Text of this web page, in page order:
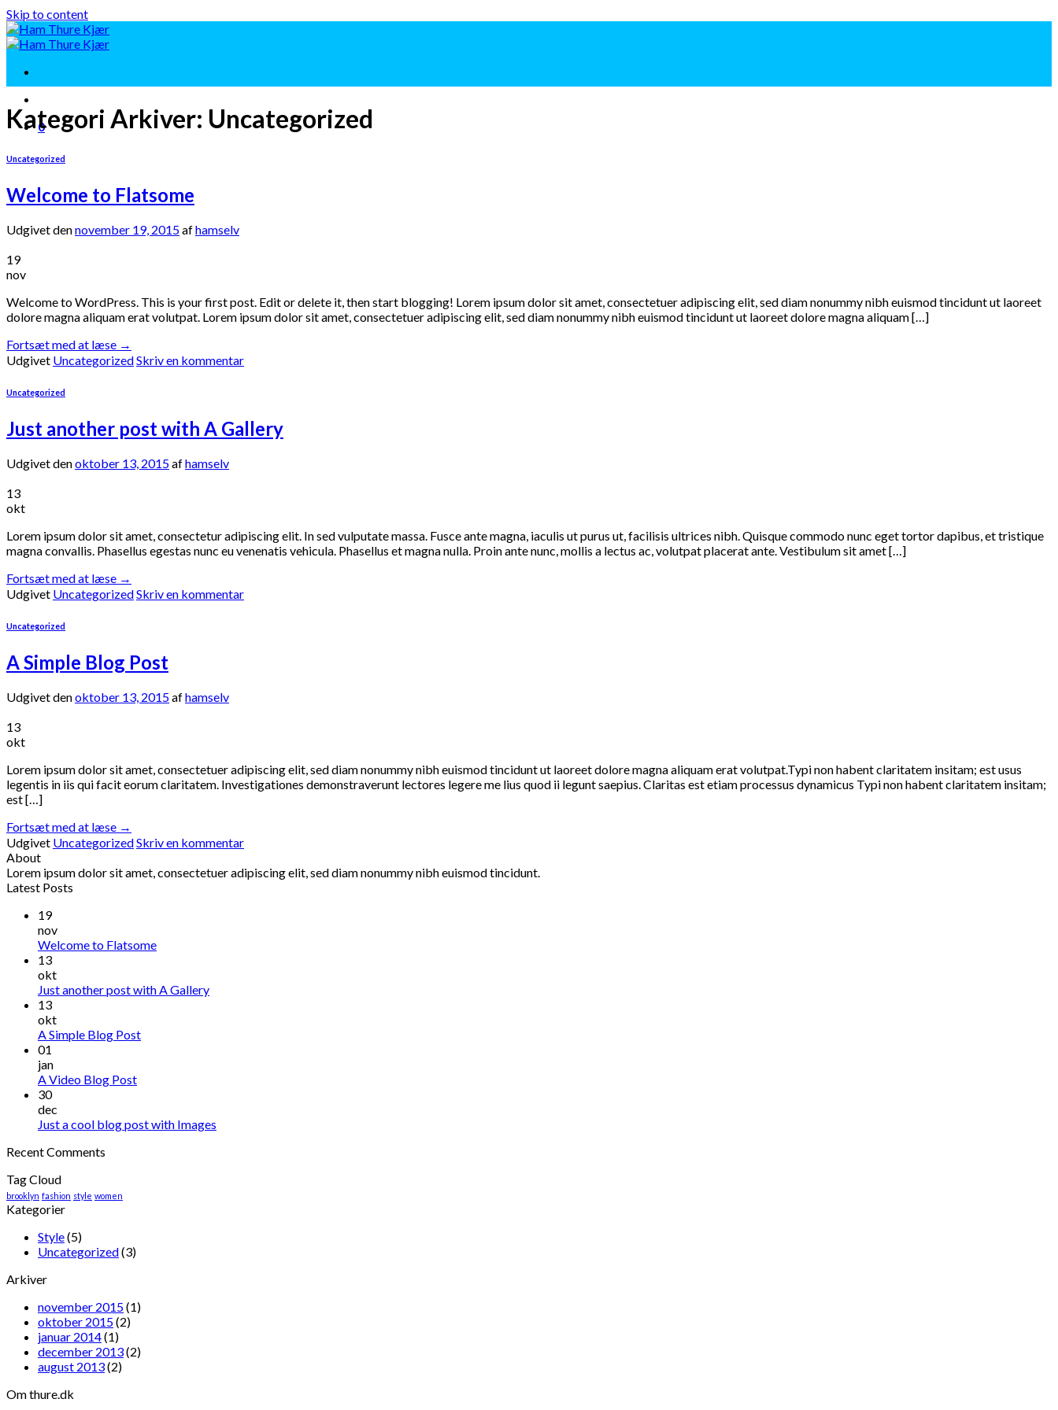
Skip to content
0
Kategori Arkiver: Uncategorized
Uncategorized
Welcome to Flatsome
Udgivet dennovember 19, 2015afhamselv
19
nov
Welcome to WordPress. This is your first post. Edit or delete it, then start blogging! Lorem ipsum dolor sit amet, consectetuer adipiscing elit, sed diam nonummy nibh euismod tincidunt ut laoreet
dolore magna aliquam erat volutpat. Lorem ipsum dolor sit amet, consectetuer adipiscing elit, sed diam nonummy nibh euismod tincidunt ut laoreet dolore magna aliquam […]
Fortsæt med at læse →
Udgivet UncategorizedSkriv en kommentar
Uncategorized
Just another post with A Gallery
Udgivet denoktober 13, 2015afhamselv
13
okt
Lorem ipsum dolor sit amet, consectetur adipiscing elit. In sed vulputate massa. Fusce ante magna, iaculis ut purus ut, facilisis ultrices nibh. Quisque commodo nunc eget tortor dapibus, et tristique
magna convallis. Phasellus egestas nunc eu venenatis vehicula. Phasellus et magna nulla. Proin ante nunc, mollis a lectus ac, volutpat placerat ante. Vestibulum sit amet […]
Fortsæt med at læse →
Udgivet UncategorizedSkriv en kommentar
Uncategorized
A Simple Blog Post
Udgivet denoktober 13, 2015afhamselv
13
okt
Lorem ipsum dolor sit amet, consectetuer adipiscing elit, sed diam nonummy nibh euismod tincidunt ut laoreet dolore magna aliquam erat volutpat.Typi non habent claritatem insitam; est usus
legentis in iis qui facit eorum claritatem. Investigationes demonstraverunt lectores legere me lius quod ii legunt saepius. Claritas est etiam processus dynamicus Typi non habent claritatem insitam;
est […]
Fortsæt med at læse →
Udgivet UncategorizedSkriv en kommentar
About
Lorem ipsum dolor sit amet, consectetuer adipiscing elit, sed diam nonummy nibh euismod tincidunt.
Latest Posts
19
nov
Welcome to Flatsome
13
okt
Just another post with A Gallery
13
okt
A Simple Blog Post
01
jan
A Video Blog Post
30
dec
Just a cool blog post with Images
Recent Comments
Tag Cloud
brooklyn fashion style women
Kategorier
Style(5)
Uncategorized(3)
Arkiver
november 2015(1)
oktober 2015(2)
januar 2014(1)
december 2013(2)
august 2013(2)
Om thure.dk